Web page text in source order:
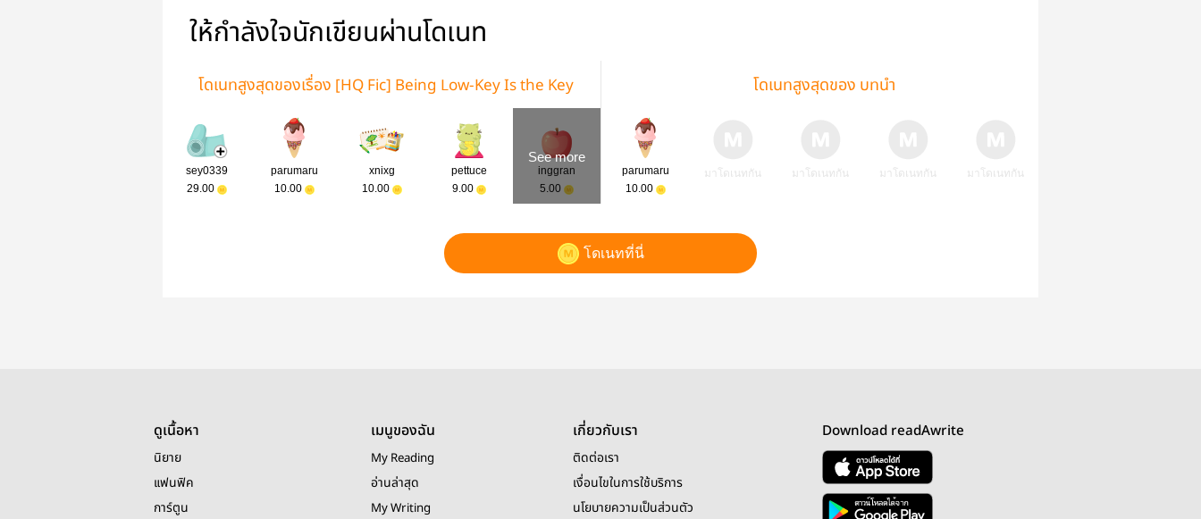
ให้กำลังใจนักเขียนผ่านโดเนท
โดเนทสูงสุดของเรื่อง [HQ Fic] Being Low-Key Is the Key
sey0339
29.00
parumaru
10.00
xnixg
10.00
pettuce
9.00
See more
inggran
5.00
โดเนทสูงสุดของ บทนำ
parumaru
10.00
มาโดเนทกัน มาโดเนทกัน มาโดเนทกัน มาโดเนทกัน
โดเนทที่นี่
ดูเนื้อหา
นิยาย
แฟนฟิค
การ์ตูน
เมนูของฉัน
My Reading
อ่านล่าสุด
My Writing
เกี่ยวกับเรา
ติดต่อเรา
เงื่อนไขในการใช้บริการ
นโยบายความเป็นส่วนตัว
Download readAwrite